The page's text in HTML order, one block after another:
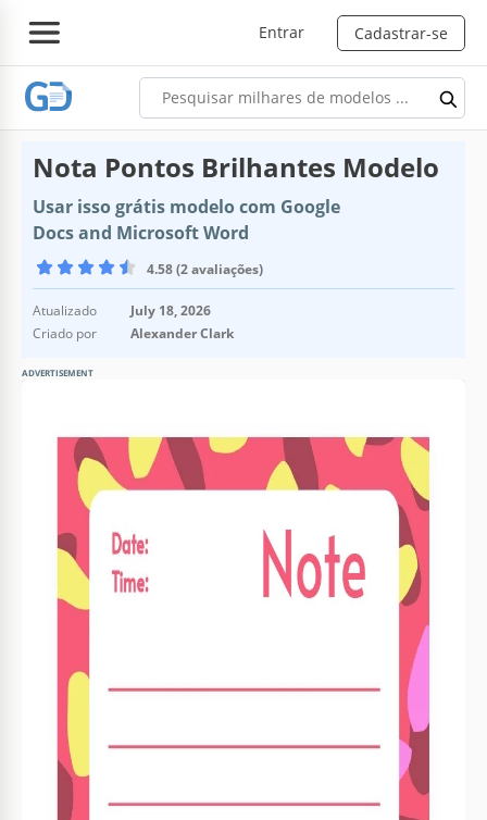
Entrar Cadastrar-se
Nota Pontos Brilhantes Modelo
Usar isso grátis modelo com Google
Docs and Microsoft Word
4.58 (2 avaliações)
Atualizado
July 18, 2026
Criado por
Alexander Clark
ADVERTISEMENT